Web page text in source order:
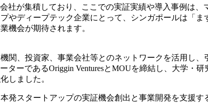
社が集積しており、ここでの実証実績や導入事例は
やディープテック企業にとって、シンガポールは「
機会が期待されます。
関、投資家、事業会社等とのネットワークを活用し
ターであるOriggin VenturesとMOUを締結し、大学・
しました。
発スタートアップの実証機会創出と事業開発を支援